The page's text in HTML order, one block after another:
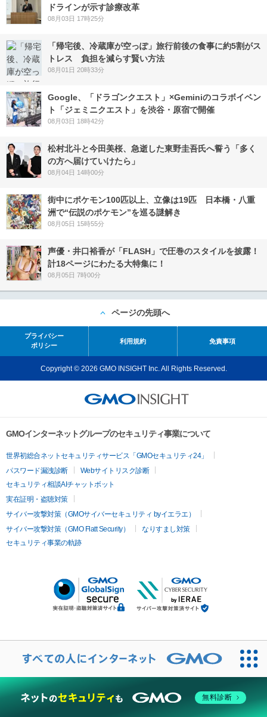
ドラインが示す診療改革
08月03日 17時25分
「帰宅後、冷蔵庫が空っぽ」旅行前後の食事に約5割がス
トレス 負担を減らす賢い方法
08月01日 20時33分
Google、「ドラゴンクエスト」×Geminiのコラボイベン
ト「ジェミニクエスト」を渋谷・原宿で開催
08月03日 18時42分
松村北斗と今田美桜、急逝した東野圭吾氏へ誓う「多く
の方へ届けていけたら」
08月04日 14時00分
街中にポケモン100匹以上、立像は19匹 日本橋・八重
洲で“伝説のポケモン”を巡る謎解き
08月05日 15時55分
声優・井口裕香が「FLASH」で圧巻のスタイルを披露！
計18ページにわたる大特集に！
08月05日 7時00分
ページの先頭へ
プライバシー
ポリシー
利用規約 免責事項
Copyright © 2026 GMO INSIGHT Inc. All Rights Reserved.
GMOインターネットグループのセキュリティ事業について
世界初総合ネットセキュリティサービス「GMOセキュリティ24」
パスワード漏洩診断
Webサイトリスク診断
セキュリティ相談AIチャットボット
実在証明・盗聴対策
サイバー攻撃対策（GMOサイバーセキュリティ byイエラエ）
サイバー攻撃対策（GMO Flatt Security）
なりすまし対策
セキュリティ事業の軌跡
無料診断